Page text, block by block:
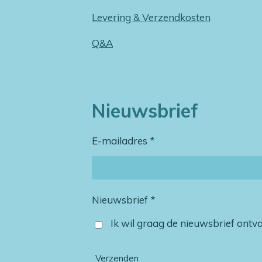
Levering & Verzendkosten
Q&A
Nieuwsbrief
E-mailadres *
Nieuwsbrief *
Ik wil graag de nieuwsbrief
Verzenden